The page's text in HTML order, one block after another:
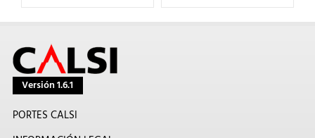
Versión 1.6.1
PORTES CALSI